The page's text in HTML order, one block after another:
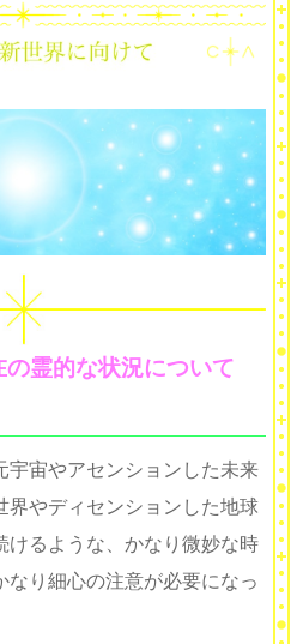
の霊的な状況について
宇宙やアセンションした未来
界やディセンションした地球
けるような、かなり微妙な時
り細心の注意が必要になっ